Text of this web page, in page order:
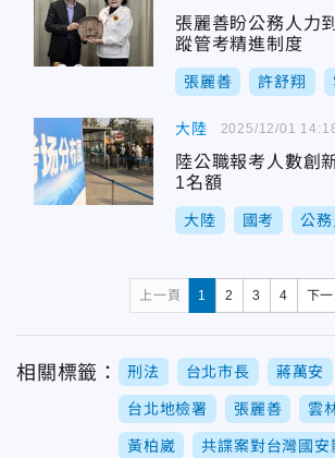
張麗善盼公務人力
蹤管考精進制度
張麗善 許舒翔
大陸
陸公職報考人數
1名額
大陸 國考 公
2025/12/01
上一頁 1 2 3 4 下
相關標籤： 刑法 台北市長 蔣萬安
台北地檢署 張麗善 雲
黃柏崴 共諜案對台灣國安